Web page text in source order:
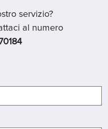
servizio?
al numero